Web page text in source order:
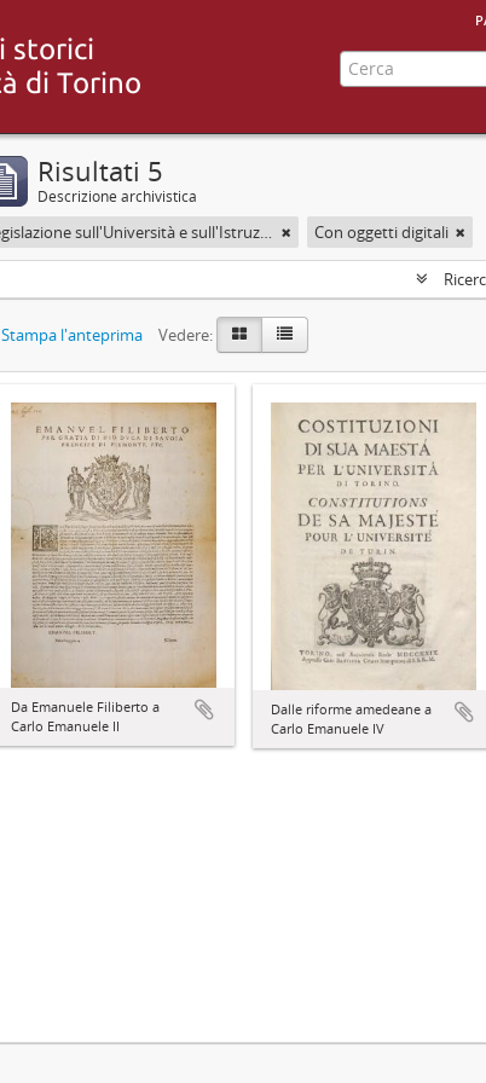
Risultati 5
Descrizione archivistica
Legislazione sull'Università e sull'Istruzione pubblica Con oggetti digitali
Stampa l'anteprima Vedere:
Da Emanuele Filiberto a
Carlo Emanuele II
Dalle riforme amedeane a
Carlo Emanuele IV